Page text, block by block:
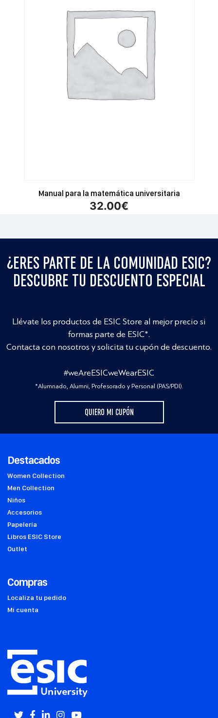
Manual para la matemática universitaria
32.00€
¿ERES PARTE DE LA COMUNIDAD ESIC?
DESCUBRE TU DESCUENTO ESPECIAL
Llévate los productos de ESIC Store al mejor precio si
formas parte de ESIC*.
Contacta con nosotros y solicita tu cupón de descuento.
#weAreESICweWearESIC
*Alumnado, Alumni, Profesorado y Personal (PAS/PDI).
QUIERO MI CUPÓN
Destacados
Women Collection
Men Collection
Niños
Accesorios
Papelería
Libros ESIC Store
Outlet
Compras
Localiza tu pedido
Mi cuenta